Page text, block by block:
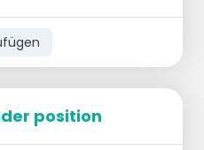
position